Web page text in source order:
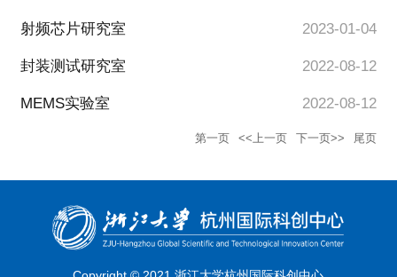
射频芯片研究室 2023-01-04
封装测试研究室 2022-08-12
MEMS实验室 2022-08-12
第一页 <<上一页 下一页>> 尾页